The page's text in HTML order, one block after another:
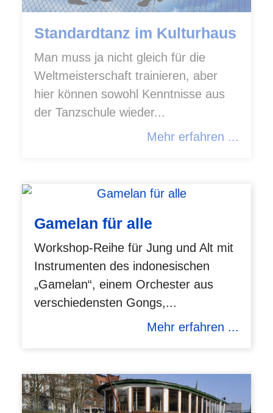
Standardtanz im Kulturhaus
Man muss ja nicht gleich für die
Weltmeisterschaft trainieren, aber
hier können sowohl Kenntnisse aus
der Tanzschule wieder...
Mehr erfahren ...
Gamelan für alle
Workshop-Reihe für Jung und Alt mit
Instrumenten des indonesischen
„Gamelan“, einem Orchester aus
verschiedensten Gongs,...
Mehr erfahren ...